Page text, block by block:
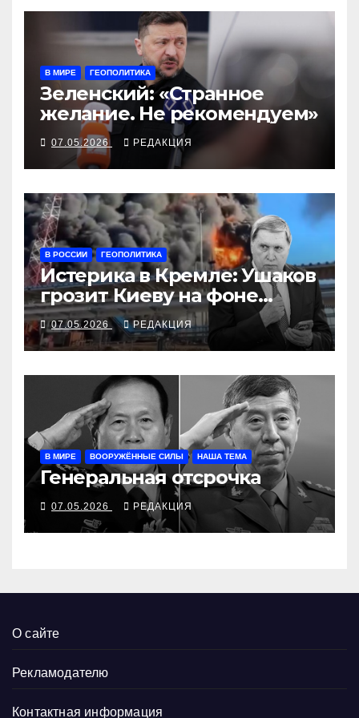
В МИРЕ ГЕОПОЛИТИКА
Зеленский: «Странное
желание. Не рекомендуем»
07.05.2026 РЕДАКЦИЯ
В РОССИИ ГЕОПОЛИТИКА
Истерика в Кремле: Ушаков
грозит Киеву на фоне
горящей Перми»
07.05.2026 РЕДАКЦИЯ
В МИРЕ ВООРУЖЁННЫЕ СИЛЫ НАША ТЕМА
Генеральная отсрочка
07.05.2026 РЕДАКЦИЯ
О сайте
Рекламодателю
Контактная информация